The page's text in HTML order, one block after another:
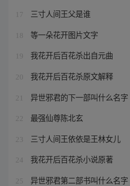
17 三寸人间王父是谁
18 等一朵花开图片文字
19 我花开后百花杀出自元曲
20 我花开后百花杀原文解释
21 异世邪君的下一部叫什么名字
22 最强仙尊陈北玄
23 三寸人间王依依是王林女儿
24 我花开后百花杀小说原著
25 异世邪君第二部书叫什么名字